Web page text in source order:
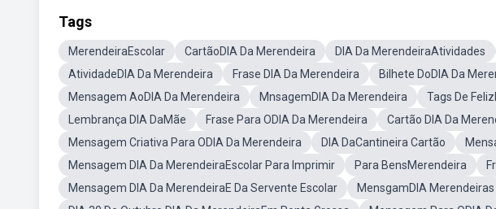
Tags
MerendeiraEscolar CartãoDIA Da Merendeira DIA Da MerendeiraAtividades
AtividadeDIA Da Merendeira
Frase DIA Da Merendeira Bilhete DoDIA Da
Mensagem AoDIA Da Merendeira
MnsagemDIA Da Merendeira Tags De
Lembrança DIA DaMãe
Frase Para ODIA Da Merendeira Cartão DIA Da
Mensagem Criativa Para ODIA Da Merendeira
DIA DaCantineira Cartão
Mensagem DIA Da MerendeiraEscolar Para Imprimir
Para BensMerendeira
Mensagem DIA Da MerendeiraE Da Servente Escolar
MensgamDIA Merendeiras